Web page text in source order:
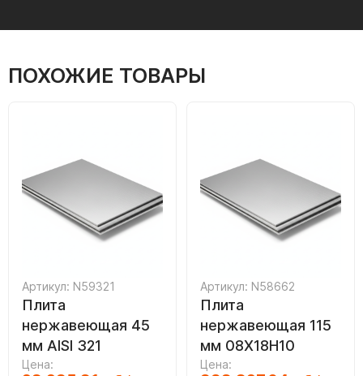
ПОХОЖИЕ ТОВАРЫ
Артикул: N59321
Плита
нержавеющая 45
мм AISI 321
Цена:
Артикул: N58662
Плита
нержавеющая 115
мм 08Х18Н10
Цена: